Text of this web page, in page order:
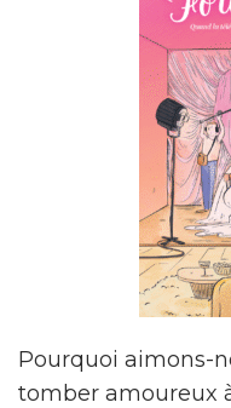
Pourquoi aimons-
tomber amoureux